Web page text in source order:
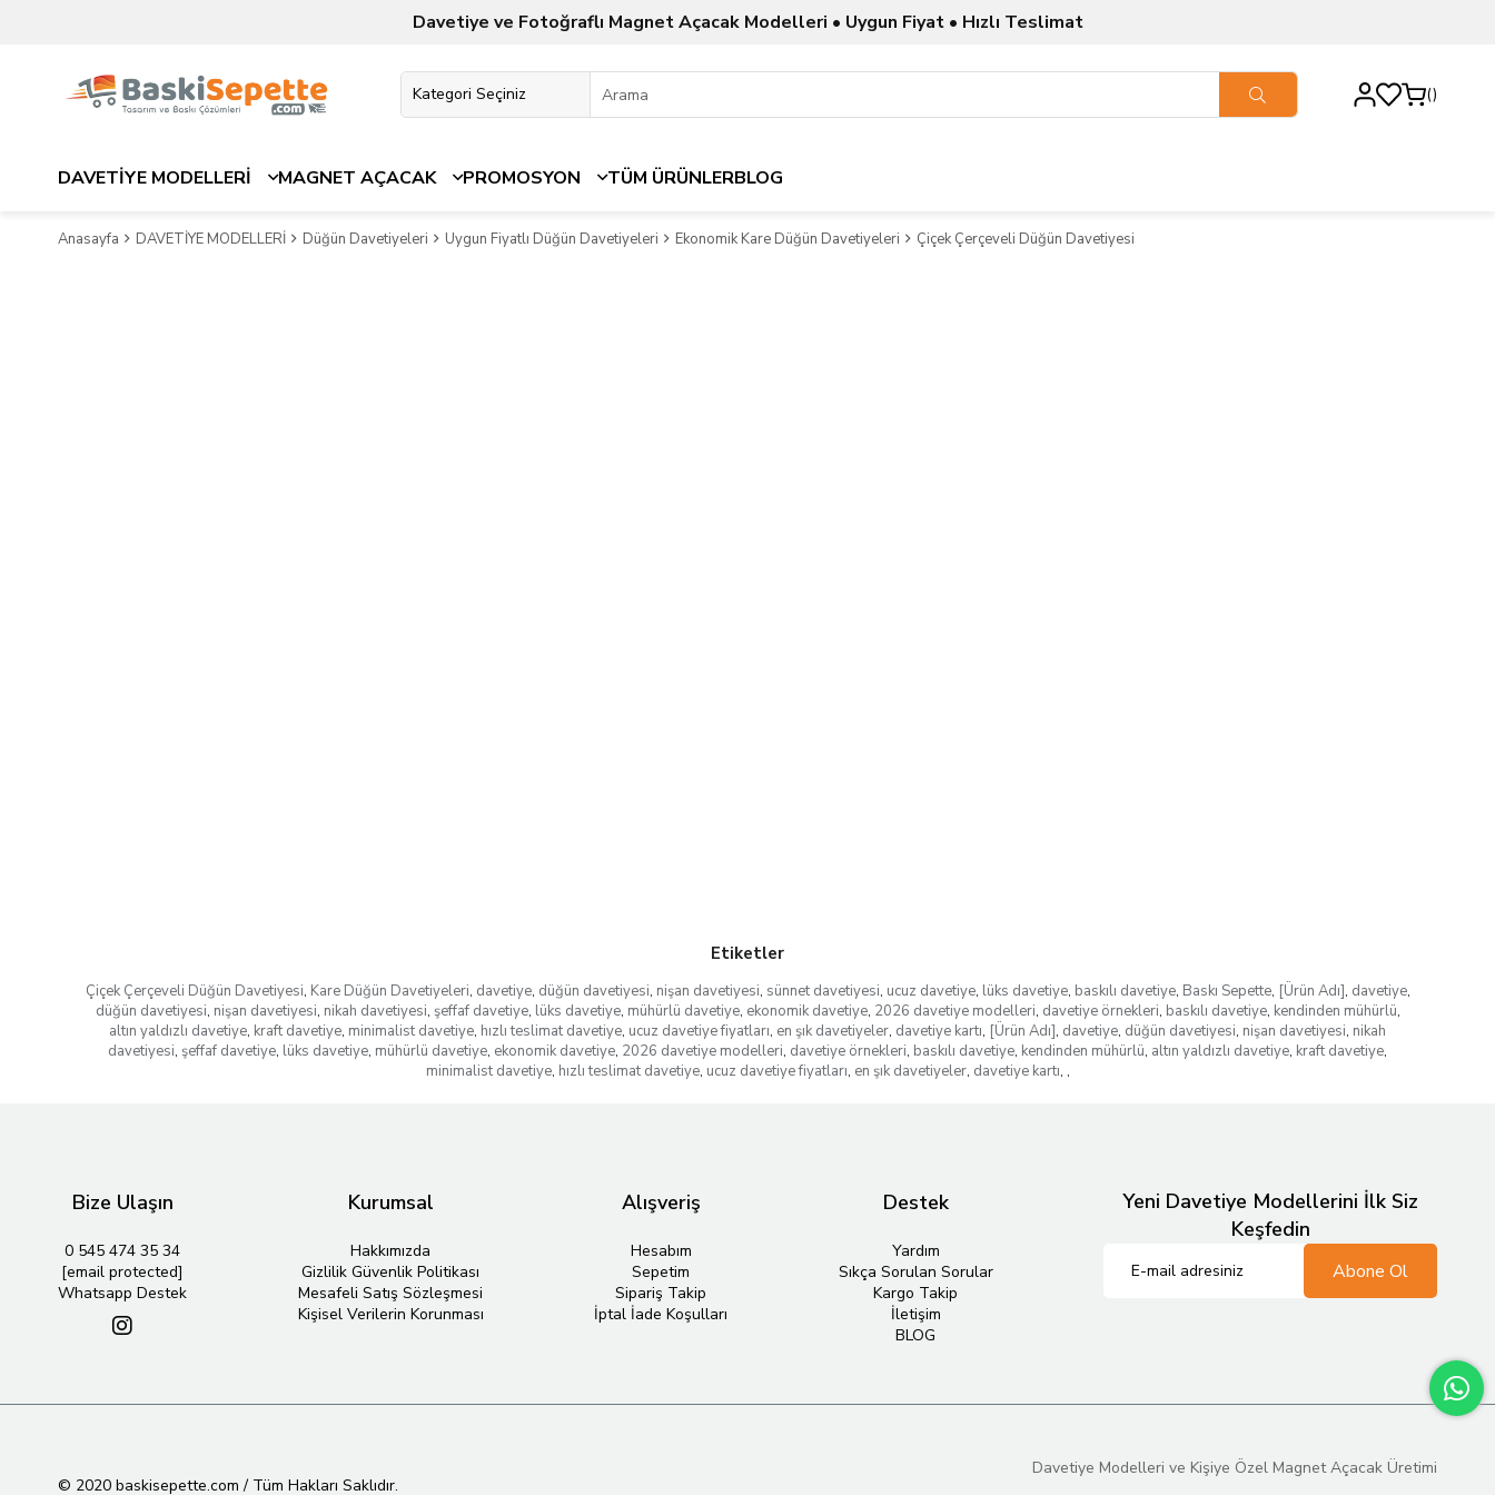
Davetiye ve Fotoğraflı Magnet Açacak Modelleri • Uygun Fiyat • Hızlı Teslimat
DAVETİYE MODELLERİ MAGNET AÇACAK PROMOSYON TÜM ÜRÜNLERBLOG
Anasayfa DAVETİYE MODELLERİ Düğün Davetiyeleri Uygun Fiyatlı Düğün Davetiyeleri Ekonomik Kare Düğün Davetiyeleri Çiçek Çerçeveli Düğün Davetiyesi
Etiketler
Çiçek Çerçeveli Düğün Davetiyesi, Kare Düğün Davetiyeleri, davetiye, düğün davetiyesi, nişan davetiyesi, sünnet davetiyesi, ucuz davetiye, lüks davetiye, baskılı davetiye, Baskı Sepette, [Ürün Adı], davetiye,
düğün davetiyesi, nişan davetiyesi, nikah davetiyesi, şeffaf davetiye, lüks davetiye, mühürlü davetiye, ekonomik davetiye, 2026 davetiye modelleri, davetiye örnekleri, baskılı davetiye, kendinden mühürlü,
altın yaldızlı davetiye, kraft davetiye, minimalist davetiye, hızlı teslimat davetiye, ucuz davetiye fiyatları, en şık davetiyeler, davetiye kartı, [Ürün Adı], davetiye, düğün davetiyesi, nişan davetiyesi, nikah
davetiyesi, şeffaf davetiye, lüks davetiye, mühürlü davetiye, ekonomik davetiye, 2026 davetiye modelleri, davetiye örnekleri, baskılı davetiye, kendinden mühürlü, altın yaldızlı davetiye, kraft davetiye,
minimalist davetiye, hızlı teslimat davetiye, ucuz davetiye fiyatları, en şık davetiyeler, davetiye kartı, ,
Bize Ulaşın
0 545 474 35 34
[email protected]
Whatsapp Destek
Kurumsal
Hakkımızda
Gizlilik Güvenlik Politikası
Mesafeli Satış Sözleşmesi
Kişisel Verilerin Korunması
Alışveriş
Hesabım
Sepetim
Sipariş Takip
İptal İade Koşulları
Destek
Yardım
Sıkça Sorulan Sorular
Kargo Takip
İletişim
BLOG
Yeni Davetiye Modellerini İlk Siz
Keşfedin
Abone Ol
© 2020 baskisepette.com / Tüm Hakları Saklıdır.
Davetiye Modelleri ve Kişiye Özel Magnet Açacak Üretimi